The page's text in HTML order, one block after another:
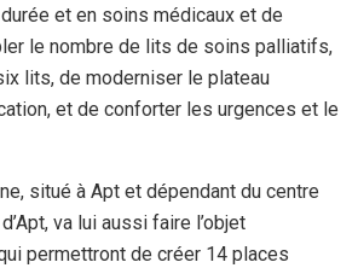
et en soins médicaux et de
le nombre de lits de soins palliatifs,
lits, de moderniser le plateau
et de conforter les urgences et le
situé à Apt et dépendant du centre
va lui aussi faire l’objet
permettront de créer 14 places